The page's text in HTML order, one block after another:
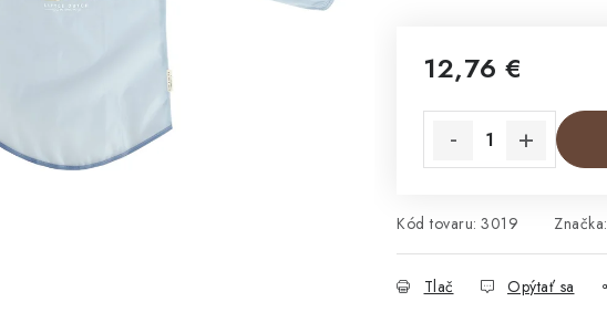
12,76 €
Kód tovaru: 3019 Značka:
Tlač Opýtať sa